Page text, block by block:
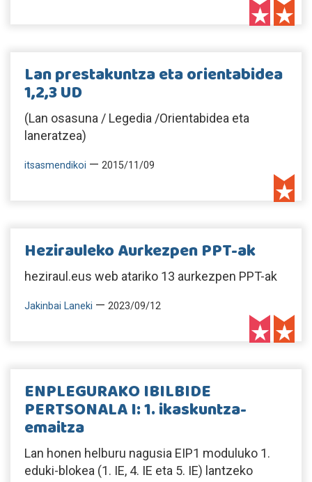
Lan prestakuntza eta orientabidea
1,2,3 UD
(Lan osasuna / Legedia /Orientabidea eta
laneratzea)
itsasmendikoi — 2015/11/09
Hezirauleko Aurkezpen PPT-ak
heziraul.eus web atariko 13 aurkezpen PPT-ak
Jakinbai Laneki — 2023/09/12
ENPLEGURAKO IBILBIDE
PERTSONALA I: 1. ikaskuntza-
emaitza
Lan honen helburu nagusia EIP1 moduluko 1.
eduki-blokea (1. IE, 4. IE eta 5. IE) lantzeko